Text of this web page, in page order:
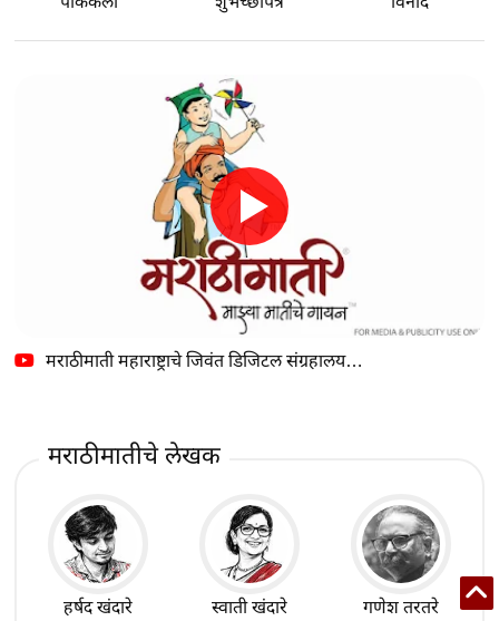
मराठीमाती महाराष्ट्राचे जिवंत डिजिटल संग्रहालय…
मराठीमातीचे लेखक
हर्षद खंदारे स्वाती खंदारे गणेश तरतरे